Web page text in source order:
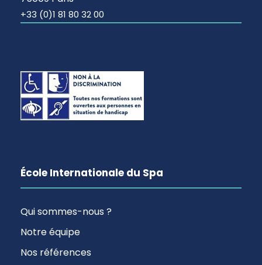
+33 (0)1 81 80 32 00
École Internationale du Spa
Qui sommes-nous ?
Notre équipe
Nos références